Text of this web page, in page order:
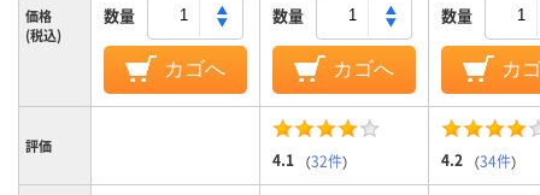
価格
(税込)
数量
カゴへ
数量
カゴへ
数量
カ
評価
4.1 （32件） 4.2 （34件）